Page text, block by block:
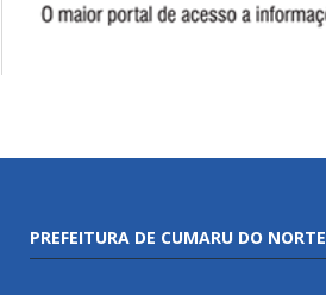
PREFEITURA DE CUMARU DO NORTE